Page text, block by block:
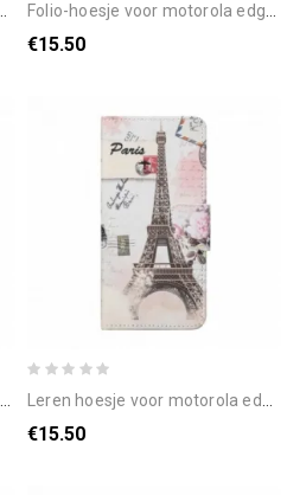
folio-hoesje voor motorola edge 20 vlinders
€15.50
leren hoesje voor motorola edge 20 retro eiffeltoren
€15.50